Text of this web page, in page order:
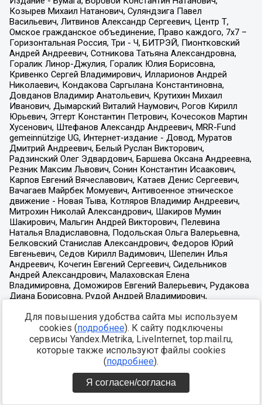
Для повышения удобства сайта мы используем
cookies (подробнее). К сайту подключены
сервисы Yandex.Metrika, LiveInternet, top.mail.ru,
которые также используют файлы cookies
(подробнее).
Я согласен/согласна